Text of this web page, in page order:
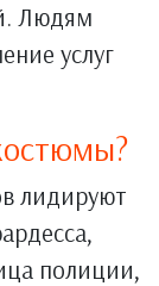
Людям
услуг
лидируют
полиции,